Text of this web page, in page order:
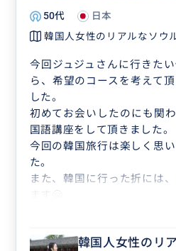
50代
日本
韓国人女性のリアルなソウ
今回ジュジュさんに行きた
ら、希望のコースを考えて
した。
初めてお会いしたのにも関
国語講座をして頂きました。
今回の韓国旅行は楽しく思
た。
また、韓国に行った折には
韓国人女性のリ